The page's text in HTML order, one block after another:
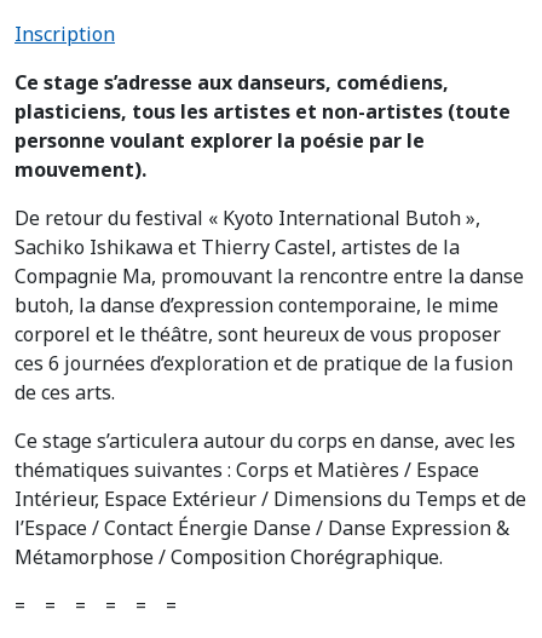
Inscription
Ce stage s’adresse aux danseurs, comédiens,
plasticiens, tous les artistes et non-artistes (toute
personne voulant explorer la poésie par le
mouvement).
De retour du festival « Kyoto International Butoh »,
Sachiko Ishikawa et Thierry Castel, artistes de la
Compagnie Ma, promouvant la rencontre entre la danse
butoh, la danse d’expression contemporaine, le mime
corporel et le théâtre, sont heureux de vous proposer
ces 6 journées d’exploration et de pratique de la fusion
de ces arts.
Ce stage s’articulera autour du corps en danse, avec les
thématiques suivantes : Corps et Matières / Espace
Intérieur, Espace Extérieur / Dimensions du Temps et de
l’Espace / Contact Énergie Danse / Danse Expression &
Métamorphose / Composition Chorégraphique.
= = = = = =